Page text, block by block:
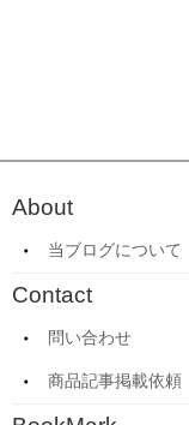
About
当ブログについて
Contact
問い合わせ
商品記事掲載依頼